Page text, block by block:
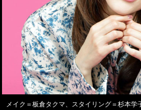
メイク＝板倉タクマ、スタイリング＝杉本学